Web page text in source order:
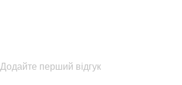
Додайте перший відгук